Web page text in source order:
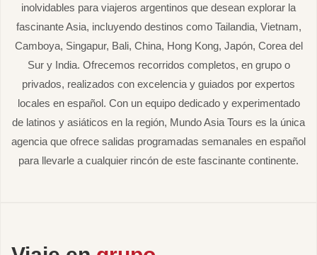
inolvidables para viajeros argentinos que desean explorar la
fascinante Asia, incluyendo destinos como Tailandia, Vietnam,
Camboya, Singapur, Bali, China, Hong Kong, Japón, Corea del
Sur y India. Ofrecemos recorridos completos, en grupo o
privados, realizados con excelencia y guiados por expertos
locales en español. Con un equipo dedicado y experimentado
de latinos y asiáticos en la región, Mundo Asia Tours es la única
agencia que ofrece salidas programadas semanales en español
para llevarle a cualquier rincón de este fascinante continente.